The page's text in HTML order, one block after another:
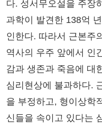
다. 성서무오설을 주장
과학이 발견한 138억
인한다. 따라서 근본주
역사의 우주 앞에서 인
감과 생존과 죽음에 대
심리현상에 불과하다.
을 부정하고, 형이상학
신들을 속이고 있다는